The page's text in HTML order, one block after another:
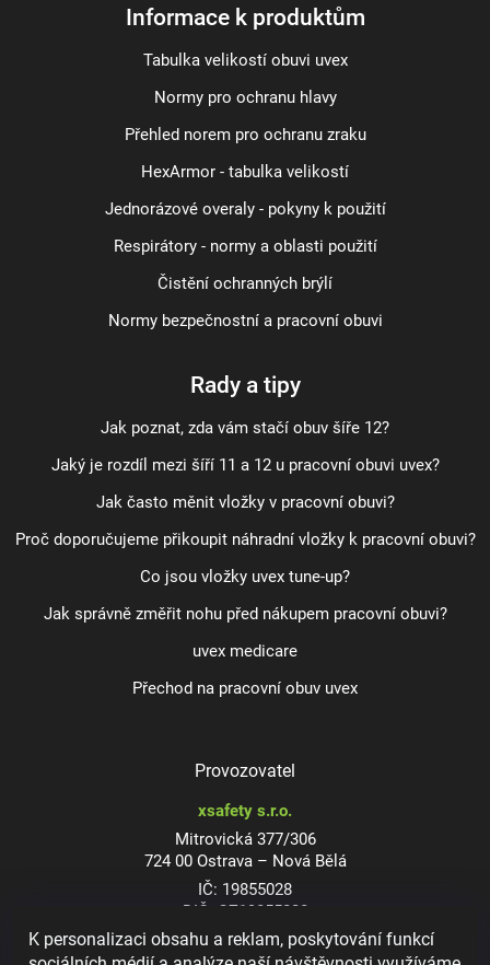
K personalizaci obsahu a reklam, poskytování funkcí
Informace k produktům
Tabulka velikostí obuvi uvex
Normy pro ochranu hlavy
Přehled norem pro ochranu zraku
HexArmor - tabulka velikostí
Jednorázové overaly - pokyny k použití
Respirátory - normy a oblasti použití
Čistění ochranných brýlí
Normy bezpečnostní a pracovní obuvi
Rady a tipy
Jak poznat, zda vám stačí obuv šíře 12?
Jaký je rozdíl mezi šíří 11 a 12 u pracovní obuvi uvex?
Jak často měnit vložky v pracovní obuvi?
Proč doporučujeme přikoupit náhradní vložky k pracovní obuvi?
Co jsou vložky uvex tune-up?
Jak správně změřit nohu před nákupem pracovní obuvi?
uvex medicare
Přechod na pracovní obuv uvex
Provozovatel
xsafety s.r.o.
Mitrovická 377/306
724 00 Ostrava – Nová Bělá
IČ: 19855028
DIČ: CZ19855028